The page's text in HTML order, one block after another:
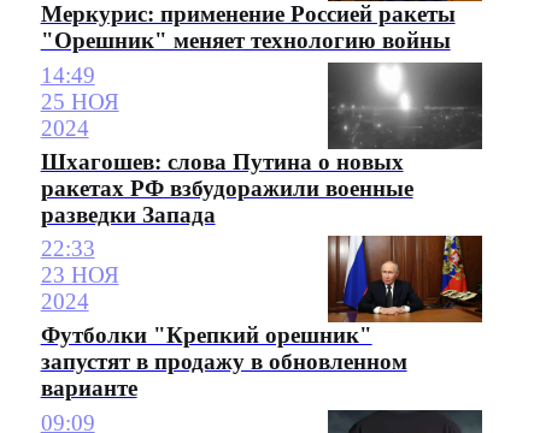
Меркурис: применение Россией ракеты
"Орешник" меняет технологию войны
14:49
25 НОЯ
2024
Шхагошев: слова Путина о новых
ракетах РФ взбудоражили военные
разведки Запада
22:33
23 НОЯ
2024
Футболки "Крепкий орешник"
запустят в продажу в обновленном
варианте
09:09